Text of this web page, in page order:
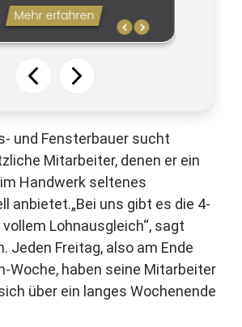
und Fensterbauer sucht
Mitarbeiter, denen er ein
Handwerk seltenes
anbietet.„Bei uns gibt es die 4-
Lohnausgleich“, sagt
Jeden Freitag, also am Ende
Woche, haben seine Mitarbeiter
über ein langes Wochenende